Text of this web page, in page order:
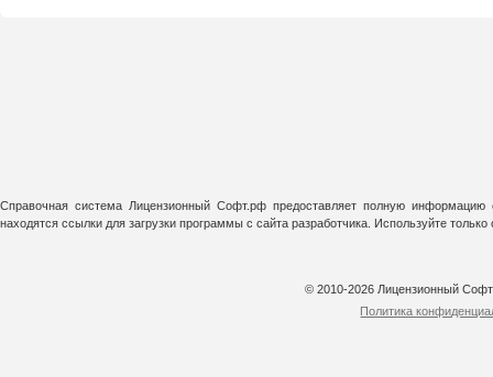
Справочная система Лицензионный Софт.рф предоставляет полную
находятся ссылки для загрузки программы с сайта разработчика. Используйте
© 2010-2026 Лицензионный
Политика